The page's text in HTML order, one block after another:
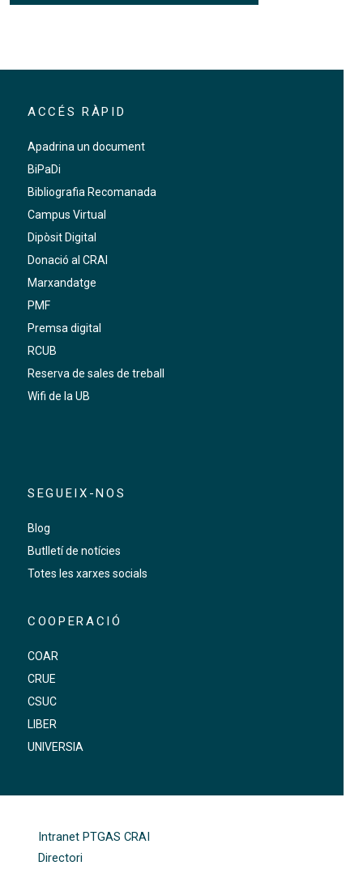
ACCÉS RÀPID
Apadrina un document
BiPaDi
Bibliografia Recomanada
Campus Virtual
Dipòsit Digital
Donació al CRAI
Marxandatge
PMF
Premsa digital
RCUB
Reserva de sales de treball
Wifi de la UB
SEGUEIX-NOS
Blog
Butlletí de notícies
Totes les xarxes socials
COOPERACIÓ
COAR
CRUE
CSUC
LIBER
UNIVERSIA
Intranet PTGAS CRAI
Directori